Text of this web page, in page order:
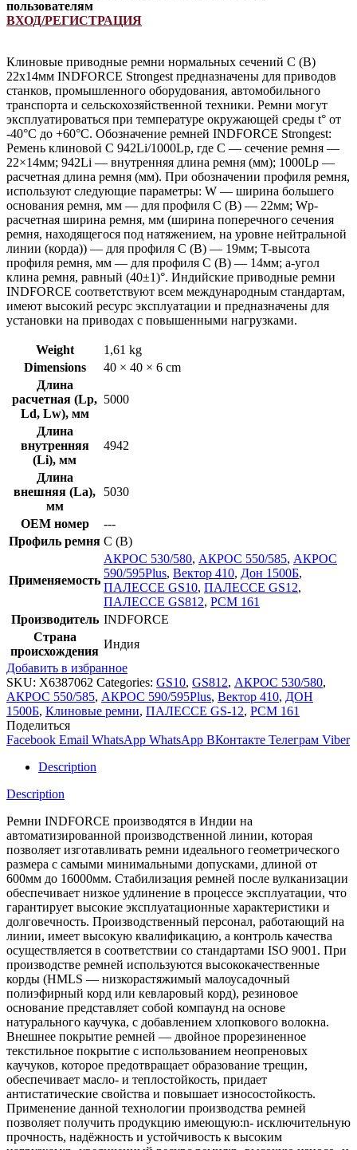
пользователям
ВХОД/РЕГИСТРАЦИЯ
Клиновые приводные ремни нормальных сечений С (В)
22х14мм INDFORCE Strongest предназначены для приводов
станков, промышленного оборудования, автомобильного
транспорта и сельскохозяйственной техники. Ремни могут
эксплуатироваться при температуре окружающей среды t° от
-40°С до +60°С. Обозначение ремней INDFORCE Strongest:
Ремень клиновой С 942Li/1000Lp, где C — сечение ремня —
22×14мм; 942Li — внутренняя длина ремня (мм); 1000Lp —
расчетная длина ремня (мм). При обозначении профиля ремня,
используют следующие параметры: W — ширина большего
основания ремня, мм — для профиля С (В) — 22мм; Wp-
расчетная ширина ремня, мм (ширина поперечного сечения
ремня, находящегося под натяжением, на уровне нейтральной
линии (корда)) — для профиля С (В) — 19мм; T-высота
профиля ремня, мм — для профиля С (В) — 14мм; a-угол
клина ремня, равный (40±1)°. Индийские приводные ремни
INDFORCE соответствуют всем международным стандартам,
имеют высокий ресурс эксплуатации и предназначены для
установки на приводах с повышенными нагрузками.
Weight
1,61 kg
Dimensions
40 × 40 × 6 cm
Длина
расчетная (Lp,
Ld, Lw), мм
5000
Длина
внутренняя
(Li), мм
4942
Длина
внешняя (La),
мм
5030
OEM номер
---
Профиль ремня C (В)
Применяемость
АКРОС 530/580, АКРОС 550/585, АКРОС
590/595Plus, Вектор 410, Дон 1500Б,
ПАЛЕССЕ GS10, ПАЛЕССЕ GS12,
ПАЛЕССЕ GS812, РСМ 161
Производитель INDFORCE
Страна
происхождения
Индия
Добавить в избранное
SKU: X6387062 Categories: GS10, GS812, АКРОС 530/580,
АКРОС 550/585, АКРОС 590/595Plus, Вектор 410, ДОН
1500Б, Клиновые ремни, ПАЛЕССЕ GS-12, РСМ 161
Поделиться
Facebook Email WhatsApp WhatsApp ВКонтакте Телеграм Viber
Description
Description
Ремни INDFORCE производятся в Индии на
автоматизированной производственной линии, которая
позволяет изготавливать ремни идеального геометрического
размера с самыми минимальными допусками, длиной от
600мм до 16000мм. Стабилизация ремней после вулканизации
обеспечивает низкое удлинение в процессе эксплуатации, что
гарантирует высокие эксплуатационные характеристики и
долговечность. Производственный персонал, работающий на
линии, имеет высокую квалификацию, а контроль качества
осуществляется в соответствии со стандартами ISO 9001. При
производстве ремней используются высококачественные
корды (HMLS — низкорастяжимый малоусадочный
полиэфирный корд или кевларовый корд), резиновое
основание представляет собой компаунд на основе
натурального каучука, с добавлением хлопкового волокна.
Внешнее покрытие ремней — двойное прорезиненное
текстильное покрытие с использованием неопреновых
каучуков, которое предотвращает образование трещин,
обеспечивает масло- и теплостойкость, придает
антистатические свойства и повышает износостойкость.
Применение данной технологии производства ремней
позволяет получить продукцию имеющую:n- исключительную
прочность, надёжность и устойчивость к высоким